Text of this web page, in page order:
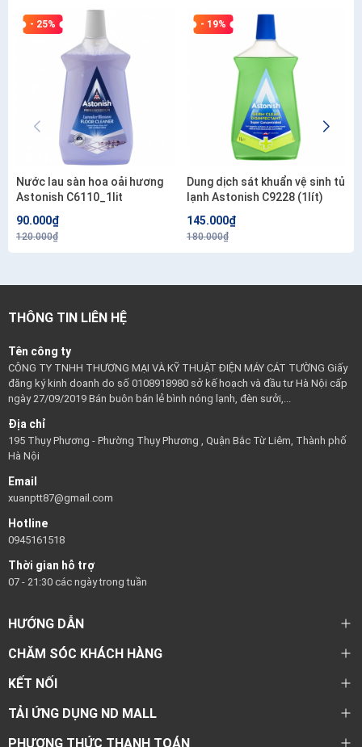
- 25%
Nước lau sàn hoa oải hương
Astonish C6110_1lit
90.000₫
120.000₫
- 19%
Dung dịch sát khuẩn vệ sinh tủ
lạnh Astonish C9228 (1lít)
145.000₫
180.000₫
THÔNG TIN LIÊN HỆ
Tên công ty
CÔNG TY TNHH THƯƠNG MẠI VÀ KỸ THUẬT ĐIỆN MÁY CÁT TƯỜNG Giấy
đăng ký kinh doanh do số 0108918980 sở kế hoạch và đầu tư Hà Nội cấp
ngày 27/09/2019 Bán buôn bán lẻ bình nóng lạnh, đèn sưởi,...
Địa chỉ
195 Thụy Phương - Phường Thụy Phương , Quận Bắc Từ Liêm, Thành phố
Hà Nội
Email
xuanptt87@gmail.com
Hotline
0945161518
Thời gian hỗ trợ
07 - 21:30 các ngày trong tuần
HƯỚNG DẪN
CHĂM SÓC KHÁCH HÀNG
KẾT NỐI
TẢI ỨNG DỤNG ND MALL
PHƯƠNG THỨC THANH TOÁN